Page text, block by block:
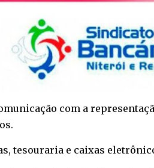
com a
tesouraria e caixas